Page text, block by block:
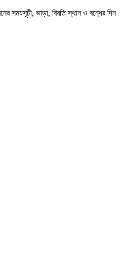
সময়সূচী, ভাড়া, বিরতি স্থান ও বন্ধের দিন